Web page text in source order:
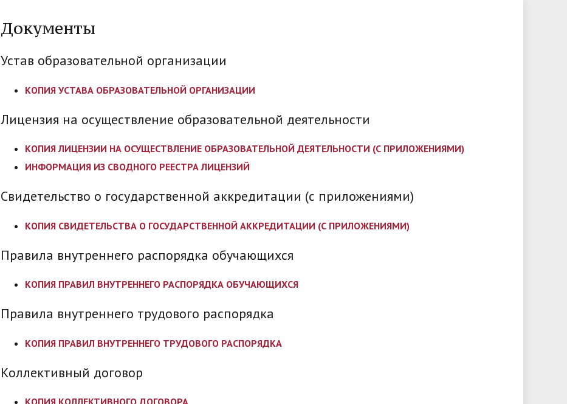
Документы
Устав образовательной организации
КОПИЯ УСТАВА ОБРАЗОВАТЕЛЬНОЙ ОРГАНИЗАЦИИ
Лицензия на осуществление образовательной деятельности
КОПИЯ ЛИЦЕНЗИИ НА ОСУЩЕСТВЛЕНИЕ ОБРАЗОВАТЕЛЬНОЙ ДЕЯТЕЛЬНОСТИ (С ПРИЛОЖЕНИЯМИ)
ИНФОРМАЦИЯ ИЗ СВОДНОГО РЕЕСТРА ЛИЦЕНЗИЙ
Свидетельство о государственной аккредитации (с приложениями)
КОПИЯ СВИДЕТЕЛЬСТВА О ГОСУДАРСТВЕННОЙ АККРЕДИТАЦИИ (С ПРИЛОЖЕНИЯМИ)
Правила внутреннего распорядка обучающихся
КОПИЯ ПРАВИЛ ВНУТРЕННЕГО РАСПОРЯДКА ОБУЧАЮЩИХСЯ
Правила внутреннего трудового распорядка
КОПИЯ ПРАВИЛ ВНУТРЕННЕГО ТРУДОВОГО РАСПОРЯДКА
Коллективный договор
КОПИЯ КОЛЛЕКТИВНОГО ДОГОВОРА